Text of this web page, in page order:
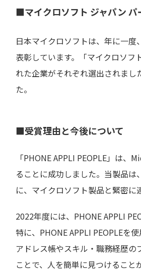
■マイクロソフト ジャパン パ
日本マイクロソフトは、年に一
表彰しています。「マイクロソフ
れた企業がそれぞれ選出されま
た。
■受賞理由と今後について
「PHONE APPLI PEOPLE」は
ることに成功しました。当製品
に、マイクロソフト製品と緊密に
2022年度には、PHONE APPLI
特に、PHONE APPLI PEOPLEを
アドレス帳やスキル・職務経歴
ことで、人を簡単に見つけるこ